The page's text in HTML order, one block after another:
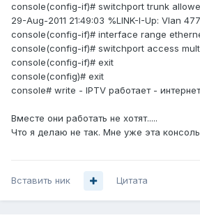
console(config-if)# switchport trunk
29-Aug-2011 21:49:03 %LINK-I-Up: Vlan 477
console(config-if)# interface range
console(config-if)# switchport access
console(config-if)# exit
console(config)# exit
console# write - IPTV работает -
Вместе они работать не хотят.....
Что я делаю не так. Мне уже эта
Вставить ник Цитата